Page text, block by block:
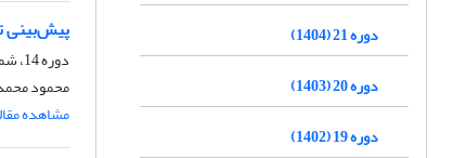
پیش‌بینی
دوره 14، شماره 5، زمستان 1397، صفحه
محمود
مشاهده
دوره 21 (1404)
دوره 20 (1403)
دوره 19 (1402)